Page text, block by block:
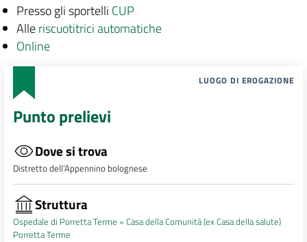
Presso gli sportelli CUP
Alleriscuotitrici automatiche
Online
LUOGO DI EROGAZIONE
Punto prelievi
Dove si trova
Distretto dell’Appennino bolognese
Struttura
Ospedale di Porretta Terme »Casa della Comunità (ex Casa della salute)
Porretta Terme